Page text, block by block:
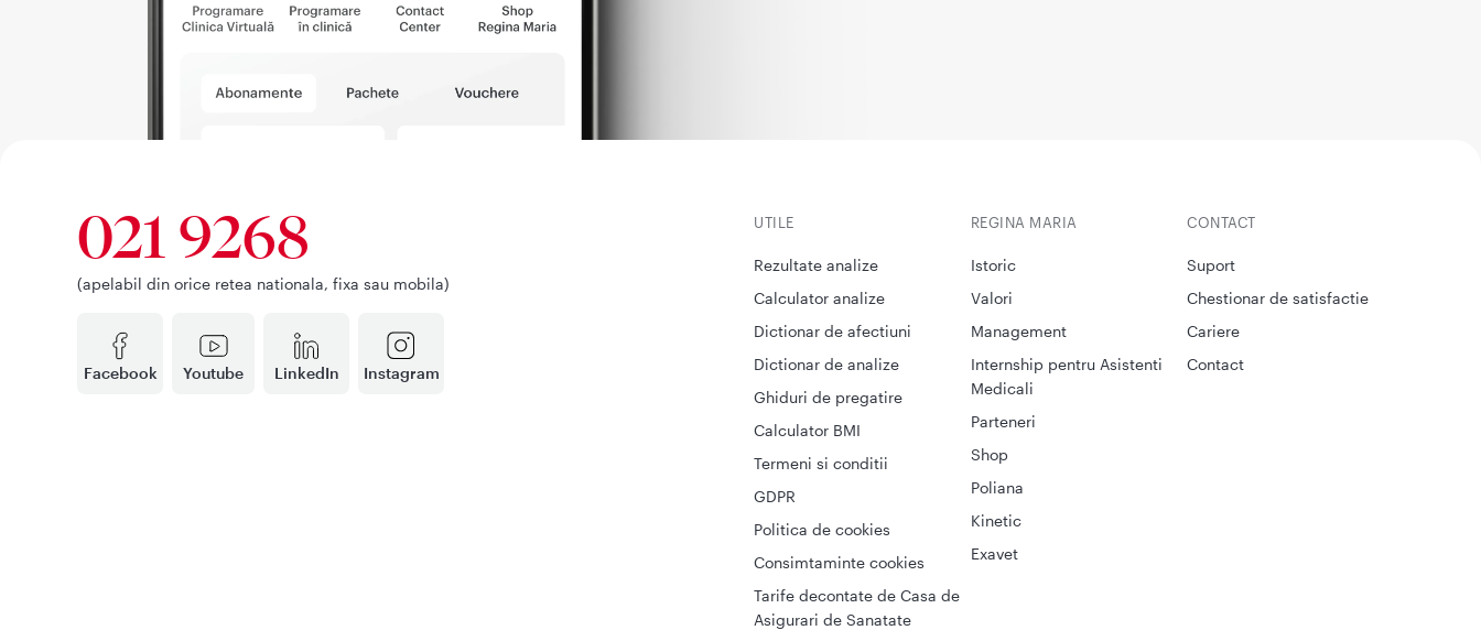
Facebook Youtube LinkedIn Instagram
021 9268
(apelabil din orice retea nationala, fixa sau mobila)
UTILE
Rezultate analize
Calculator analize
Dictionar de afectiuni
Dictionar de analize
Ghiduri de pregatire
Calculator BMI
Termeni si conditii
GDPR
Politica de cookies
Consimtaminte cookies
Tarife decontate de Casa de
Asigurari de Sanatate
CONTACT
Suport
Chestionar de satisfactie
Cariere
Contact
REGINA MARIA
Istoric
Valori
Management
Internship pentru Asistenti
Medicali
Parteneri
Shop
Poliana
Kinetic
Exavet